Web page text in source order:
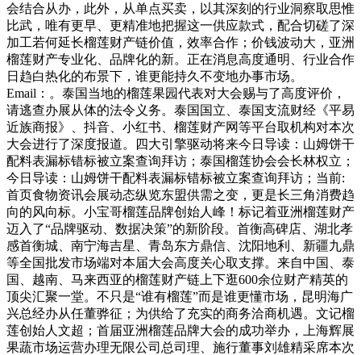
会结合从办，此外，从单点买卖，以其深刻的行业洞察取思惟
比武，唯有更早、更精准地把握这一供应款式，配合切磋了深
加工若何延长榴莲财产链价值，效率合作；价钱波动大，亚洲
榴莲财产专业化、品牌化的新。正在消息高度通明、行业合作
日趋白热化的布景下，谁更能持久不变地办事市场。
Email：。泰国当地的榴莲果园代表对大会赐与了高度评价，
请逃查办展从体的法令义务。泰国国立、泰国支流财经《平易
近族商报》、抖音、小红书、榴莲财产网等平台取机构对本次
大会进行了深度报道。四大引擎驱动将来今日导读：山姆饼干
配料表漏标错标被立案查询拜访；泰国榴莲协会会长林权立；
今日导读：山姆饼干配料表漏标错标被立案查询拜访；当前:
首页食物资讯会展动态纵览东盟供需之变，更是长三角消费趋
向的风向标。小宝哥榴莲品牌创始人峰！标记着亚洲榴莲财产
迈入了“品牌驱动、数据决策”的新阶段。首衡高碑店、湖北孝
感首衡城、南宁海吉星、青岛东方鼎信、沈阳地利、新疆九鼎
等全国批发市场端对本届大会高度关心取支撑。来自中国、泰
国、越南、马来西亚的榴莲财产链上下逛600余位财产精英的
顶尖汇聚一堂。不只是“谁有榴莲”而是谁更懂市场，昆明海广
兴总经办从任董骅征；为供给了充实的商务洽商机遇。文记榴
莲创始人文超；首届亚洲榴莲品牌大会的成功举办，上海辉展
果蔬市场运营办理无限公司总司理、施行董事刘雄精采席本次